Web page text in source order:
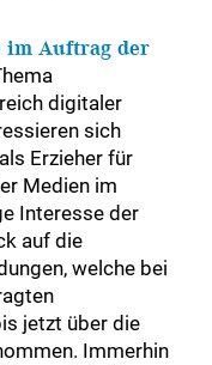
im Auftrag der
digitaler
sich
Erzieher für
Medien im
Interesse der
auf die
welche bei
jetzt über die
Immerhin